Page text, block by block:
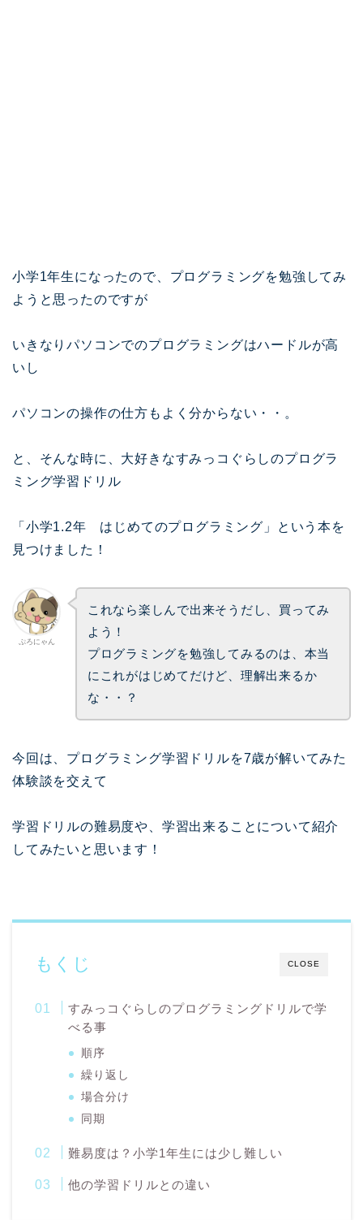
小学1年生になったので、プログラミングを勉強してみ
ようと思ったのですが
いきなりパソコンでのプログラミングはハードルが高
いし
パソコンの操作の仕方もよく分からない・・。
と、そんな時に、大好きなすみっコぐらしのプログラ
ミング学習ドリル
「小学1.2年 はじめてのプログラミング」という本を
見つけました！
ぷろにゃん
これなら楽しんで出来そうだし、買ってみ
よう！
プログラミングを勉強してみるのは、本当
にこれがはじめてだけど、理解出来るか
な・・？
今回は、プログラミング学習ドリルを7歳が解いてみた
体験談を交えて
学習ドリルの難易度や、学習出来ることについて紹介
してみたいと思います！
CLOSE
もくじ
すみっコぐらしのプログラミングドリルで学
べる事
順序
繰り返し
場合分け
同期
難易度は？小学1年生には少し難しい
他の学習ドリルとの違い